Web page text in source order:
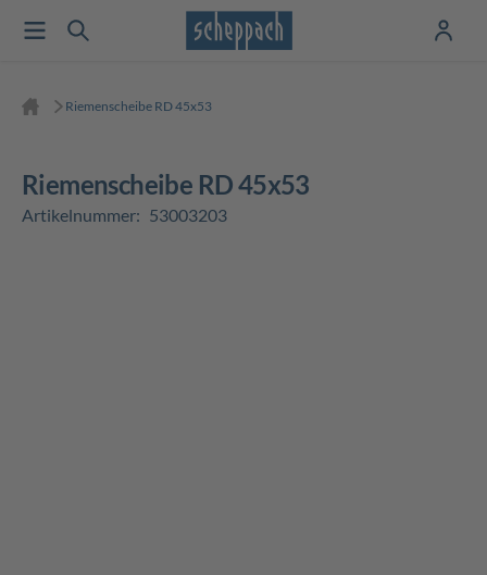
Riemenscheibe RD 45x53
Riemenscheibe RD 45x53
Artikelnummer: 53003203